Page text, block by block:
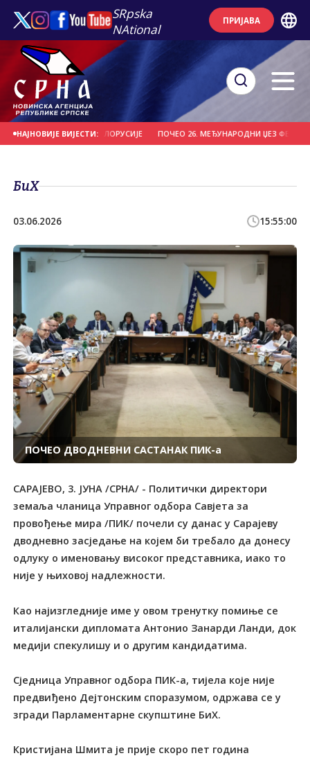
SRpska
NAtional
ПРИЈАВА
НАЈНОВИЈЕ ВИЈЕСТИ:
"ВИТЕБСК" ИЗ БЈЕЛОРУСИЈЕ ПОЧЕО 26. МЕЂУНАРОДНИ ЏЕЗ ФЕСТИВАЛ
БиХ
03.06.2026 15:55:00
ПОЧЕО ДВОДНЕВНИ САСТАНАК ПИК-а
САРАЈЕВО, 3. ЈУНА /СРНА/ - Политички директори
земаља чланица Управног одбора Савјета за
провођење мира /ПИК/ почели су данас у Сарајеву
дводневно засједање на којем би требало да донесу
одлуку о именовању високог представника, иако то
није у њиховој надлежности.
Као најизгледније име у овом тренутку помиње се
италијански дипломата Антонио Занарди Ланди, док
медији спекулишу и о другим кандидатима.
Сједница Управног одбора ПИК-а, тијела које није
предвиђено Дејтонским споразумом, одржава се у
згради Парламентарне скупштине БиХ.
Кристијана Шмита је прије скоро пет година